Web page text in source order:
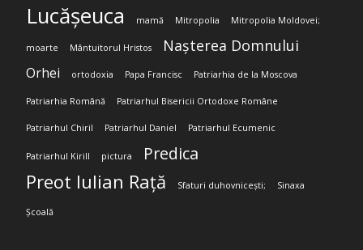
Lucășeuca mamă Mitropolia Mitropolia Moldovei;
moarte Mântuitorul Hristos Nașterea Domnului
Orhei ortodoxia Papa Francisc Patriarhia de la Moscova
Patriarhia Română Patriarhul Bisericii Ortodoxe Române
Patriarhul Chiril Patriarhul Daniel Patriarhul Ecumenic
Patriarhul Kirill pictura Predica
Preot Iulian Rață Sfaturi duhovnicești; Sinaxa
Școală